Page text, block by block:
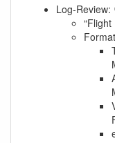
Log-Review: